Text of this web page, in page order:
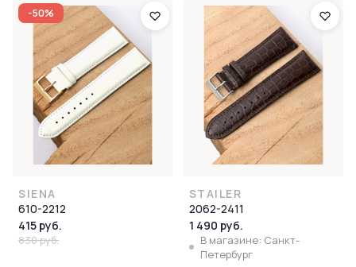
-50%
SIENA
610-2212
415 руб.
830 руб.
STAILER
2062-2411
1 490 руб.
В магазине: Санкт-
Петербург